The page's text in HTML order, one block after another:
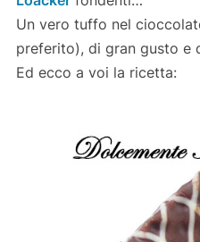
Un vero tuffo nel
preferito), di gran gusto e
Ed ecco a voi la ricetta: